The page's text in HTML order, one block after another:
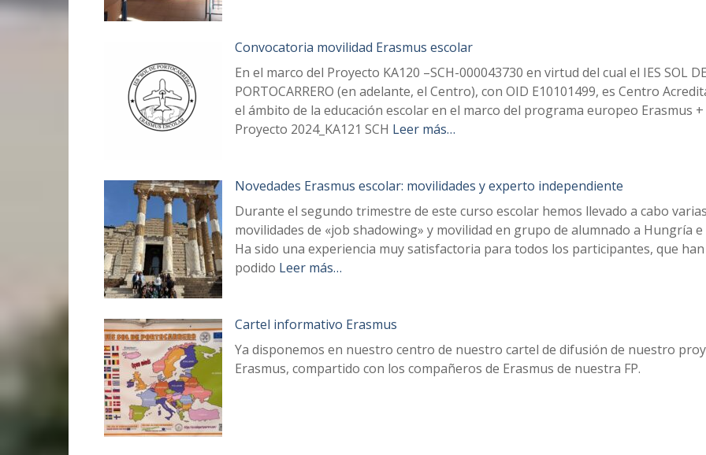
Convocatoria movilidad Erasmus escolar
En el marco del Proyecto KA120 –SCH-000043730 en virtud del cual el IES SOL
PORTOCARRERO (en adelante, el Centro), con OID E10101499, es Centro
el ámbito de la educación escolar en el marco del programa europeo Erasmus +
Proyecto 2024_KA121 SCH Leer más…
Novedades Erasmus escolar: movilidades y experto independiente
Durante el segundo trimestre de este curso escolar hemos llevado a cabo
movilidades de «job shadowing» y movilidad en grupo de alumnado a Hungría e
Ha sido una experiencia muy satisfactoria para todos los participantes, que han
podido Leer más…
Cartel informativo Erasmus
Ya disponemos en nuestro centro de nuestro cartel de difusión de nuestro
Erasmus, compartido con los compañeros de Erasmus de nuestra FP.